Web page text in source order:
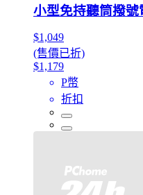
小型免持聽筒撥號
$1,049
(售價已折)
$1,179
P幣
折扣